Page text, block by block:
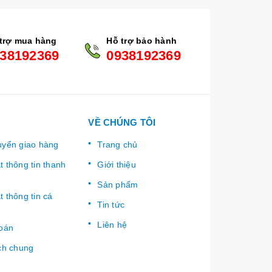
mua hàng Hỗ trợ bảo hành
0938192369
giao hàng
thông tin thanh
thông tin cá
chung
VỀ CHÚNG TÔI
Trang chủ
Giới thiệu
Sản phẩm
Tin tức
Liên hệ